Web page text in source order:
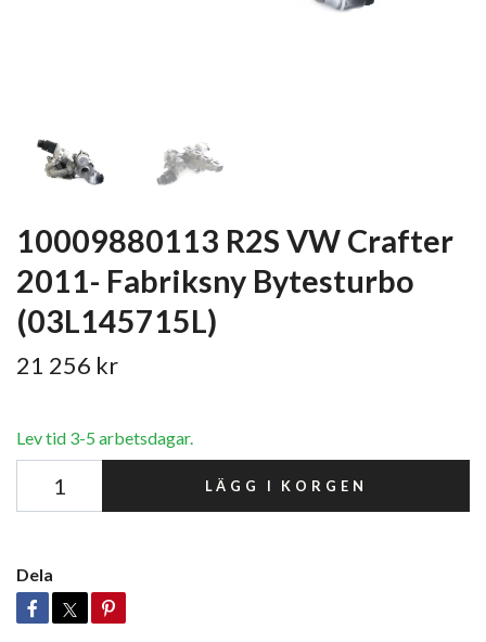
10009880113 R2S VW Crafter
2011- Fabriksny Bytesturbo
(03L145715L)
21 256 kr
Lev tid 3-5 arbetsdagar.
LÄGG I KORGEN
Dela